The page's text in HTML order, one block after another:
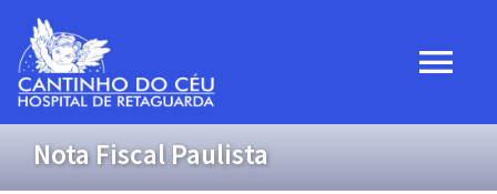
para
conteúdo
Home
Nota Fiscal Paulista